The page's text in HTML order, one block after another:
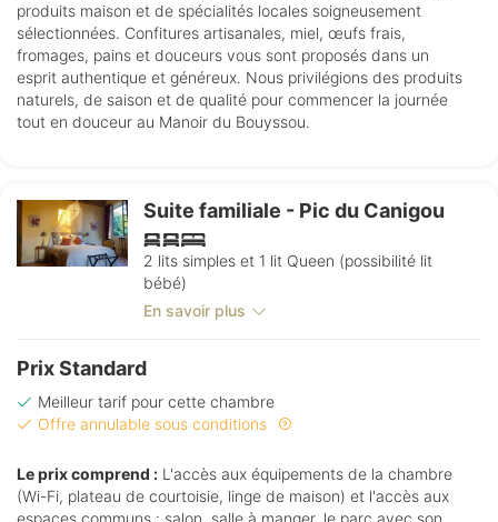
produits maison et de spécialités locales soigneusement
sélectionnées. Confitures artisanales, miel, œufs frais,
fromages, pains et douceurs vous sont proposés dans un
esprit authentique et généreux. Nous privilégions des produits
naturels, de saison et de qualité pour commencer la journée
tout en douceur au Manoir du Bouyssou.
Suite familiale - Pic du Canigou
2 lits simples et 1 lit Queen (possibilité lit
bébé)
En savoir plus
Prix Standard
Meilleur tarif pour cette chambre
Offre annulable sous conditions
Le prix comprend : L'accès aux équipements de la chambre
(Wi-Fi, plateau de courtoisie, linge de maison) et l'accès aux